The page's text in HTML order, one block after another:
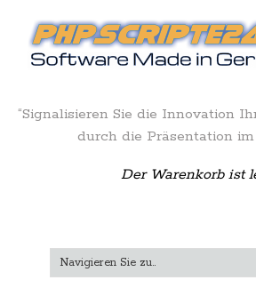
“Signalisieren Sie die Innovation
durch die Präsentation im
Der Warenkorb ist